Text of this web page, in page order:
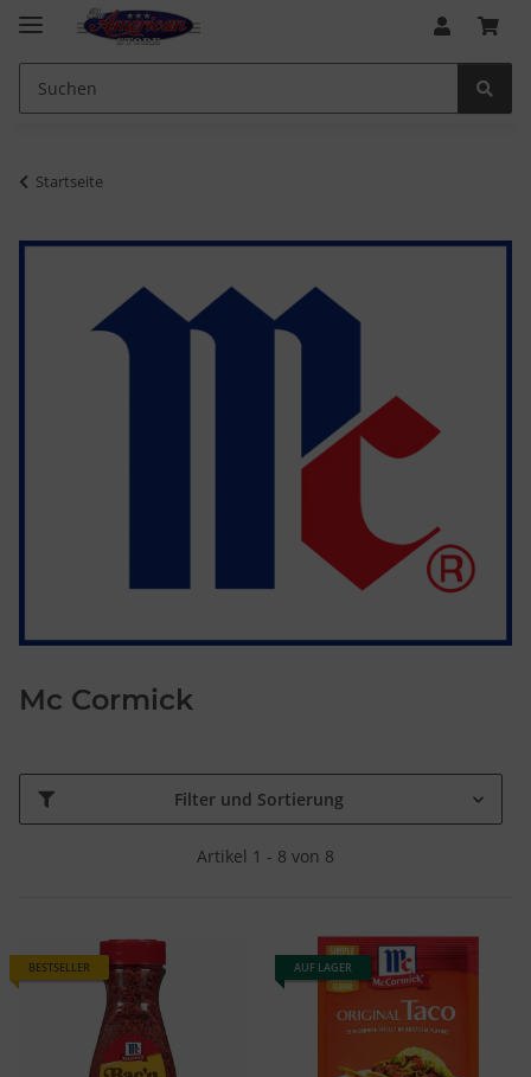
Startseite
Mc Cormick
Filter und Sortierung
Artikel 1 - 8 von 8
BESTSELLER AUF LAGER